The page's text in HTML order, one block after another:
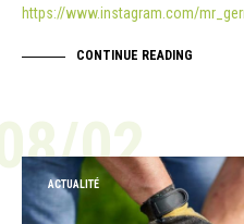
https://www.instagram.com/
CONTINUE READING
02
ACTUALITÉ